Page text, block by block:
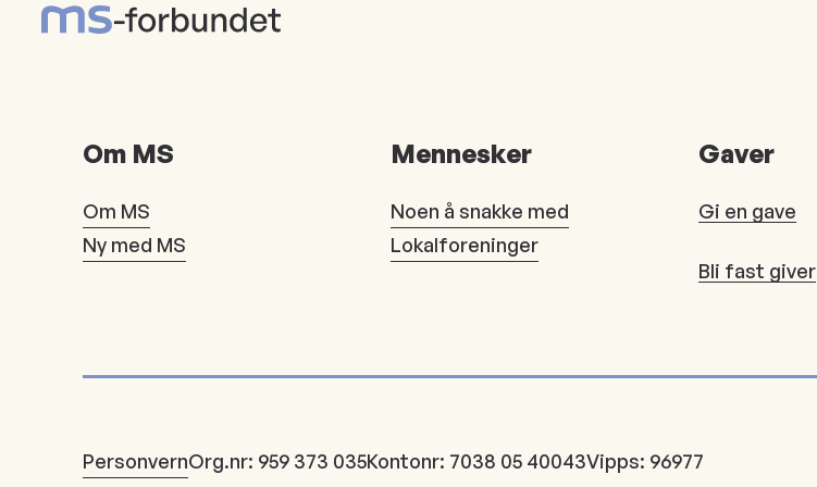
Om MS
Om MS
Ny med MS
Mennesker
Noen å snakke med
Lokalforeninger
Gaver
Gi en gave
Bli fast giver
PersonvernOrg.nr: 959 373 035Kontonr: 7038 05 40043Vipps: 96977